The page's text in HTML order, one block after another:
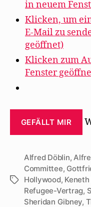
in neuem
Klicken, um
E-Mail zu
geöffnet)
Klicken zum
Fenster
GEFÄLLT MIR
Schlagwörter
Alfred Döblin,
Committee,
Hollywood,
Refugee-Vertrag,
Sheridan Gibney,